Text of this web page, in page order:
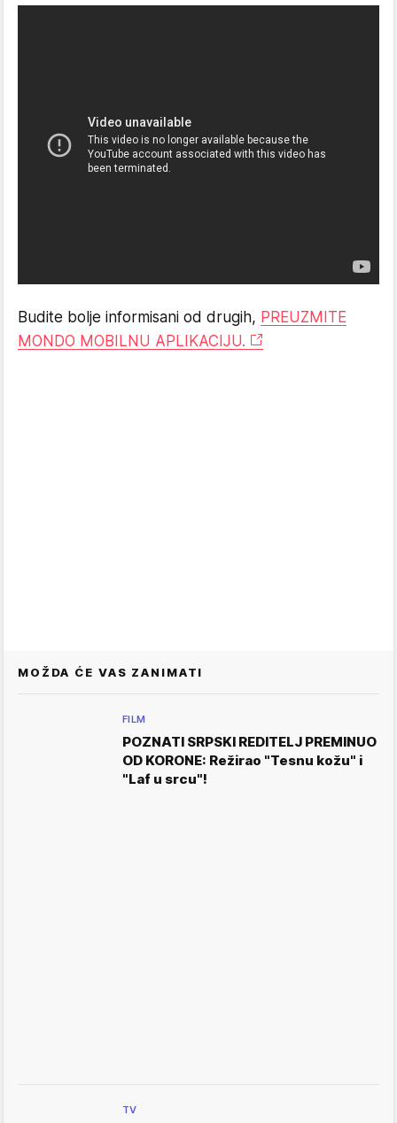
Budite bolje informisani od drugih, PREUZMITE
MONDO MOBILNU APLIKACIJU.
MOŽDA ĆE VAS ZANIMATI
FILM
POZNATI SRPSKI REDITELJ PREMINUO
OD KORONE: Režirao "Tesnu kožu" i
"Laf u srcu"!
TV